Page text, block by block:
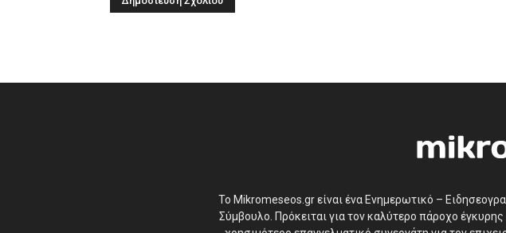
Το Mikromeseos.gr είναι ένα Ενημερωτικό –
Σύμβουλο. Πρόκειται για τον καλύτερο πάροχο